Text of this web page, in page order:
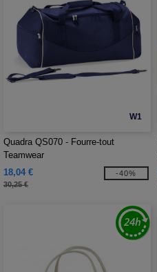
W1
Quadra QS070 - Fourre-tout
Teamwear
18,04 €
30,25 €
-40%